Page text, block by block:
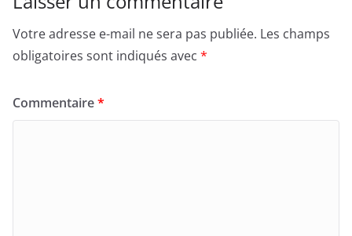
Votre adresse e-mail ne sera pas publiée. Les champs
obligatoires sont indiqués avec *
Commentaire*